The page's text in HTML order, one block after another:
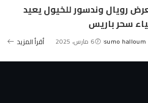
رويال وندسور للخيول يعيد
سحر باريس
sumo halloum 6 مارس، 2025 أقرأ المزيد